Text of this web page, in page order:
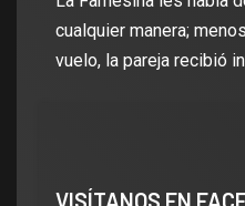
cualquier manera;
vuelo, la pareja recibió
VISÍTANOS EN